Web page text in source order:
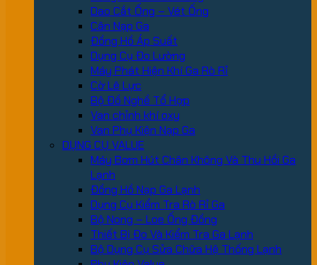
Dao Cắt Ống – Vét Ống
Cân Nạp Ga
Đồng Hồ Áp Suất
Dụng Cụ Đo Lường
Máy Phát Hiện Khí Ga Rò Rỉ
Cờ Lê Lực
Bộ Đồ Nghề Tổ Hợp
Van chỉnh khí oxy
Van Phụ Kiện Nạp Ga
DỤNG CỤ VALUE
Máy Bơm Hút Chân Không Và Thu Hồi Ga
Lạnh
Đồng Hồ Nạp Ga Lạnh
Dụng Cụ Kiểm Tra Rò Rỉ Ga
Bộ Nong – Loe Ống Đồng
Thiết Bị Đo Và Kiểm Tra Ga Lạnh
Bộ Dụng Cụ Sửa Chữa Hệ Thống Lạnh